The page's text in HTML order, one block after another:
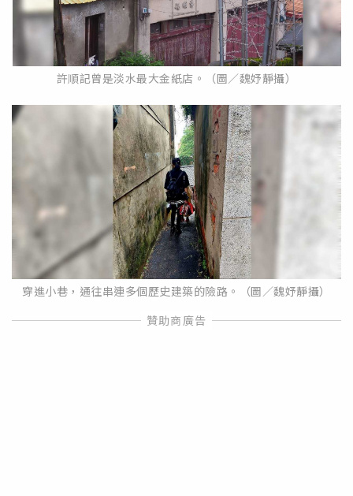
許順記曾是淡水最大金紙店。（圖／魏妤靜攝）
穿進小巷，通往串連多個歷史建築的險路。（圖／魏妤靜攝）